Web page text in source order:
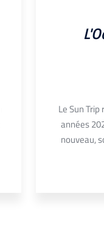
Le Sun
années
nouveau,